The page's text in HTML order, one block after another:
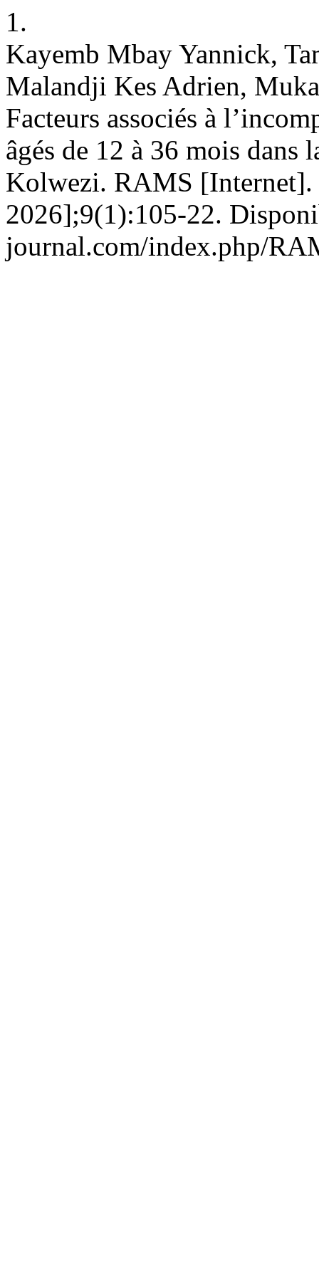
1.
Kayemb Mbay Yannick,
Malandji Kes Adrien,
Facteurs associés à
âgés de 12 à 36 mois dans
Kolwezi. RAMS [Internet].
2026];9(1):105-22.
journal.com/index.php/